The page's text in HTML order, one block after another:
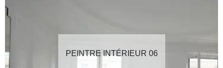
PEINTRE INTÉRIEUR 06